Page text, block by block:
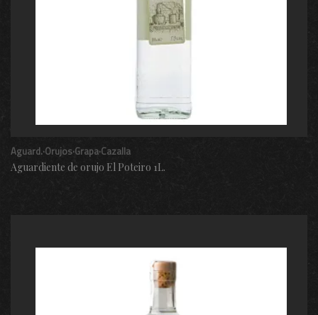
Aguard.·Orujos·Grapa·Cazalla
Aguardiente de orujo El Poteiro 1L.